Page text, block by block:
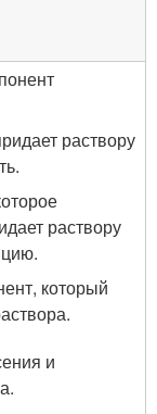
раствору
раствору
который
и